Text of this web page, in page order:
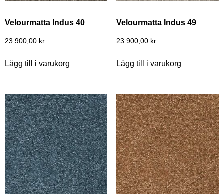
Velourmatta Indus 40
23 900,00 kr
Lägg till i varukorg
Velourmatta Indus 49
23 900,00 kr
Lägg till i varukorg